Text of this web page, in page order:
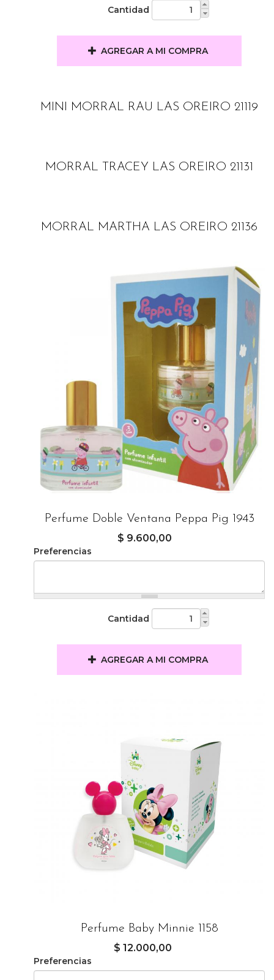
Cantidad
AGREGAR A MI COMPRA
MINI MORRAL RAU LAS OREIRO 21119
MORRAL TRACEY LAS OREIRO 21131
MORRAL MARTHA LAS OREIRO 21136
Perfume Doble Ventana Peppa Pig 1943
$ 9.600,00
Preferencias
Cantidad
AGREGAR A MI COMPRA
Perfume Baby Minnie 1158
$ 12.000,00
Preferencias